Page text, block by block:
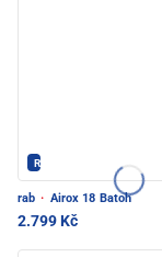
Rab - PEC POD SNĚŽKOU
rab · Airox 18 Batoh
2.799 Kč